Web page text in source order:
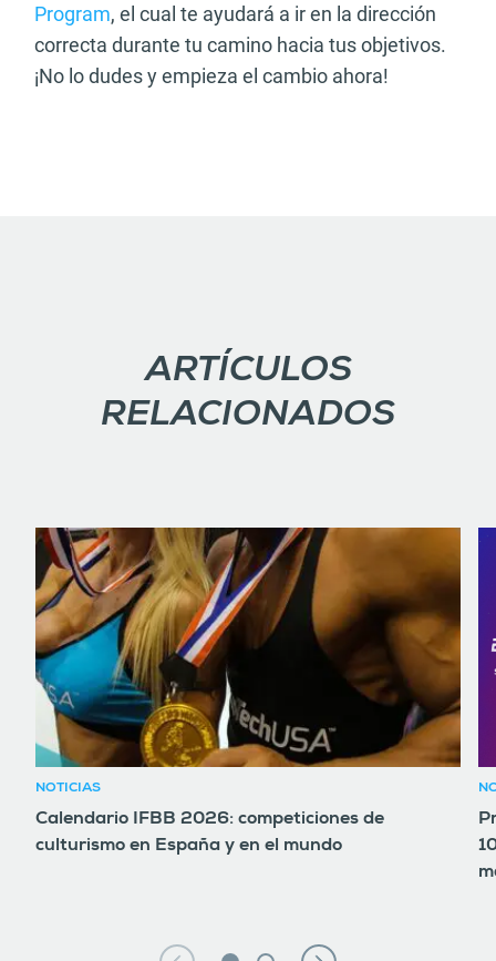
Program, el cual te ayudará a ir en la dirección
correcta durante tu camino hacia tus objetivos.
¡No lo dudes y empieza el cambio ahora!
ARTÍCULOS
RELACIONADOS
NOTICIAS
Calendario IFBB 2026: competiciones de
culturismo en España y en el mundo